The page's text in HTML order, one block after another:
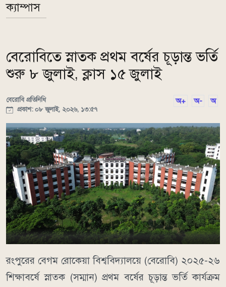
ক্যাম্পাস
বেরোবিতে স্নাতক প্রথম বর্ষের চূড়ান্ত ভর্তি
শুরু ৮ জুলাই, ক্লাস ১৫ জুলাই
বেরোবি প্রতিনিধি
প্রকাশ: ০৮ জুলাই, ২০২৬, ১৩:৫৭
অ+ অ- অ
রংপুরের বেগম রোকেয়া বিশ্ববিদ্যালয়ে (বেরোবি) ২০২৫-২৬
শিক্ষাবর্ষে স্নাতক (সম্মান) প্রথম বর্ষের চূড়ান্ত ভর্তি কার্যক্রম